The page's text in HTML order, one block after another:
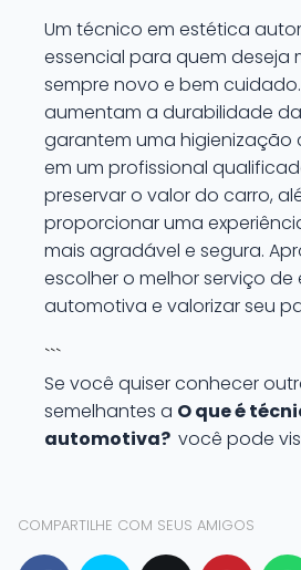
Um técnico em estética
essencial para quem deseja
sempre novo e bem
aumentam a durabilidade
garantem uma higienização
em um profissional
preservar o valor do carro,
proporcionar uma
mais agradável e segura.
escolher o melhor serviço de
automotiva e valorizar seu
```
Se você quiser conhecer
semelhantes a O que é
automotiva? você pode
COMPARTILHE COM SEUS AMIGOS